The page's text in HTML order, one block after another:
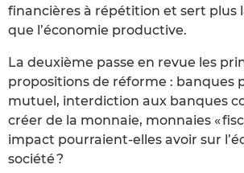
financières à répétition et sert plus
que l’économie productive.
La deuxième passe en revue les
propositions de réforme : banques
mutuel, interdiction aux banques
créer de la monnaie, monnaies «
impact pourraient-elles avoir sur
société ?